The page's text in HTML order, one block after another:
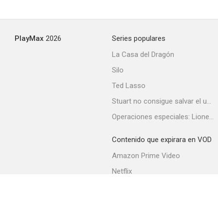
PlayMax 2026
Series populares
La Casa del Dragón
Silo
Ted Lasso
Stuart no consigue salvar el universo
Operaciones especiales: Lioness
Contenido que expirara en VOD
Amazon Prime Video
Netflix